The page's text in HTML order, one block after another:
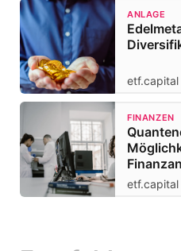
ANLAGE
etf.capital
FINANZEN
etf.capital